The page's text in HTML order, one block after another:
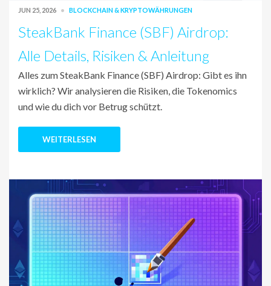
JUN 25, 2026 BLOCKCHAIN & KRYPTOWÄHRUNGEN
SteakBank Finance (SBF) Airdrop:
Alle Details, Risiken & Anleitung
Alles zum SteakBank Finance (SBF) Airdrop: Gibt es ihn
wirklich? Wir analysieren die Risiken, die Tokenomics
und wie du dich vor Betrug schützt.
WEITERLESEN